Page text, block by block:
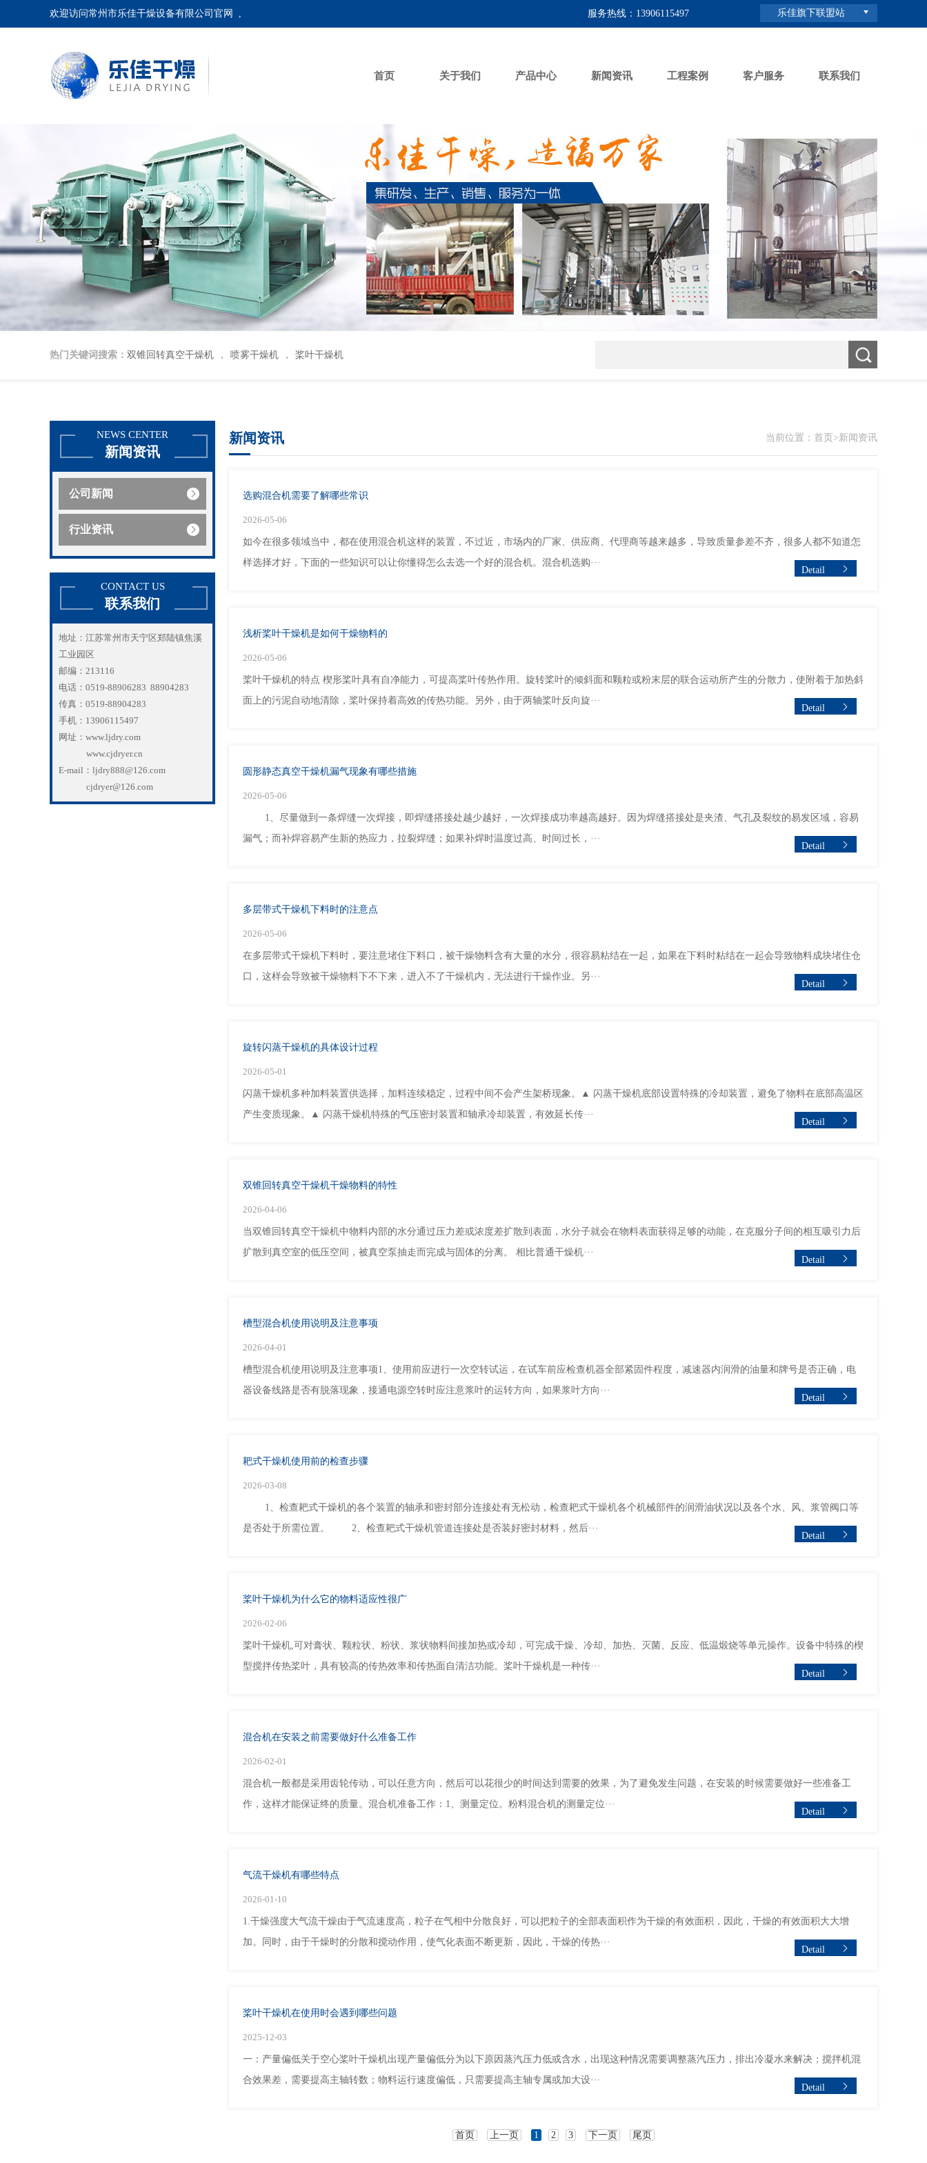
欢迎访问常州市乐佳干燥设备有限公司官网 , 服务热线：13906115497 乐佳旗下联盟站
首页 关于我们 产品中心 新闻资讯 工程案例 客户服务 联系我们
热门关键词搜索： 双锥回转真空干燥机 ， 喷雾干燥机 ， 桨叶干燥机
NEWS CENTER
新闻资讯
公司新闻
行业资讯
CONTACT US
联系我们
地址：江苏常州市天宁区郑陆镇焦溪
工业园区
邮编：213116
电话：0519-88906283 88904283
传真：0519-88904283
手机：13906115497
网址：www.ljdry.com
www.cjdryer.cn
E-mail：ljdry888@126.com
cjdryer@126.com
当前位置： 首页 >新闻资讯
新闻资讯
选购混合机需要了解哪些常识
2026-05-06
如今在很多领域当中，都在使用混合机这样的装置，不过近，市场内的厂家、供应商、代理商等越来越多，导致质量参差不齐，很多人都不知道怎
样选择才好，下面的一些知识可以让你懂得怎么去选一个好的混合机。混合机选购···
Detail
浅析桨叶干燥机是如何干燥物料的
2026-05-06
桨叶干燥机的特点 楔形桨叶具有自净能力，可提高桨叶传热作用。旋转桨叶的倾斜面和颗粒或粉末层的联合运动所产生的分散力，使附着于加热斜
面上的污泥自动地清除，桨叶保持着高效的传热功能。另外，由于两轴桨叶反向旋···
Detail
圆形静态真空干燥机漏气现象有哪些措施
2026-05-06
1、尽量做到一条焊缝一次焊接，即焊缝搭接处越少越好，一次焊接成功率越高越好。因为焊缝搭接处是夹渣、气孔及裂纹的易发区域，容易
漏气；而补焊容易产生新的热应力，拉裂焊缝；如果补焊时温度过高、时间过长，···
Detail
多层带式干燥机下料时的注意点
2026-05-06
在多层带式干燥机下料时，要注意堵住下料口，被干燥物料含有大量的水分，很容易粘结在一起，如果在下料时粘结在一起会导致物料成块堵住仓
口，这样会导致被干燥物料下不下来，进入不了干燥机内，无法进行干燥作业。另···
Detail
旋转闪蒸干燥机的具体设计过程
2026-05-01
闪蒸干燥机多种加料装置供选择，加料连续稳定，过程中间不会产生架桥现象。▲ 闪蒸干燥机底部设置特殊的冷却装置，避免了物料在底部高温区
产生变质现象。▲ 闪蒸干燥机特殊的气压密封装置和轴承冷却装置，有效延长传···
Detail
双锥回转真空干燥机干燥物料的特性
2026-04-06
当双锥回转真空干燥机中物料内部的水分通过压力差或浓度差扩散到表面，水分子就会在物料表面获得足够的动能，在克服分子间的相互吸引力后
扩散到真空室的低压空间，被真空泵抽走而完成与固体的分离。 相比普通干燥机···
Detail
槽型混合机使用说明及注意事项
2026-04-01
槽型混合机使用说明及注意事项1、使用前应进行一次空转试运，在试车前应检查机器全部紧固件程度，减速器内润滑的油量和牌号是否正确，电
器设备线路是否有脱落现象，接通电源空转时应注意浆叶的运转方向，如果浆叶方向···
Detail
耙式干燥机使用前的检查步骤
2026-03-08
1、检查耙式干燥机的各个装置的轴承和密封部分连接处有无松动，检查耙式干燥机各个机械部件的润滑油状况以及各个水、风、浆管阀口等
是否处于所需位置。 2、检查耙式干燥机管道连接处是否装好密封材料，然后···
Detail
桨叶干燥机为什么它的物料适应性很广
2026-02-06
桨叶干燥机,可对膏状、颗粒状、粉状、浆状物料间接加热或冷却，可完成干燥、冷却、加热、灭菌、反应、低温煅烧等单元操作。设备中特殊的楔
型搅拌传热桨叶，具有较高的传热效率和传热面自清洁功能。桨叶干燥机是一种传···
Detail
混合机在安装之前需要做好什么准备工作
2026-02-01
混合机一般都是采用齿轮传动，可以任意方向，然后可以花很少的时间达到需要的效果，为了避免发生问题，在安装的时候需要做好一些准备工
作，这样才能保证终的质量。混合机准备工作：1、测量定位。粉料混合机的测量定位···
Detail
气流干燥机有哪些特点
2026-01-10
1.干燥强度大气流干燥由于气流速度高，粒子在气相中分散良好，可以把粒子的全部表面积作为干燥的有效面积，因此，干燥的有效面积大大增
加。同时，由于干燥时的分散和搅动作用，使气化表面不断更新，因此，干燥的传热···
Detail
桨叶干燥机在使用时会遇到哪些问题
2025-12-03
一：产量偏低关于空心桨叶干燥机出现产量偏低分为以下原因蒸汽压力低或含水，出现这种情况需要调整蒸汽压力，排出冷凝水来解决；搅拌机混
合效果差，需要提高主轴转数；物料运行速度偏低，只需要提高主轴专属或加大设···
Detail
首页 上一页 1 2 3 下一页 尾页